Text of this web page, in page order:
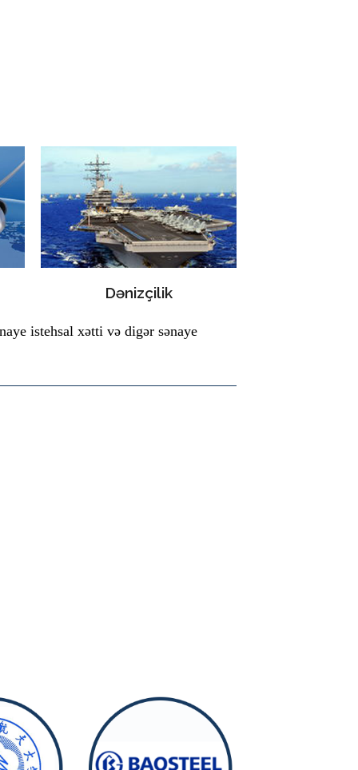
Dənizçilik
istehsal xətti və digər sənaye